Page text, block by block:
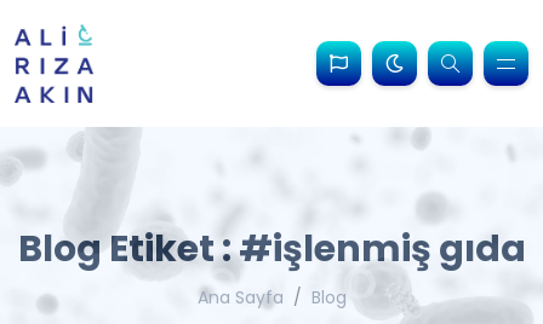
Blog Etiket : #işlenmiş gıda
Ana Sayfa Blog